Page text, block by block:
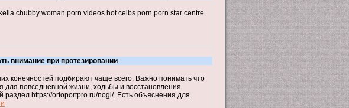
chubby woman porn videos hot celbs porn porn star centre
внимание при протезировании
конечностей подбирают чаще всего. Важно понимать что
повседневной жизни, ходьбы и восстановления
https://ortoportpro.ru/nogi/. Есть объяснения для